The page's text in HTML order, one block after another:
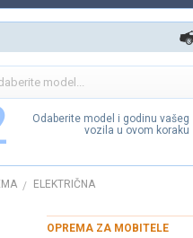
Odaberite model i godinu vašeg
vozila u ovom koraku
/
ELEKTRIČNA
OPREMA ZA MOBITELE